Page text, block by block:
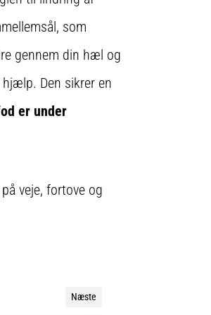
som
gennem din hæl og
Den sikrer en
er under
veje, fortove og
Næste